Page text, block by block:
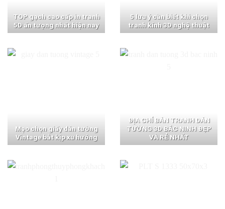
TOP gạch cao cấp in tranh
5D ấn tượng nhất hiện nay
5 lưu ý cần biết khi chọn
tranh kính 3D nghệ thuật
Mẹo chọn giấy dán tường
Vintage bắt kịp xu hướng
ĐỊA CHỈ BÁN TRANH DÁN
TƯỜNG 3D BẮC NINH ĐẸP
VÀ RẺ NHẤT